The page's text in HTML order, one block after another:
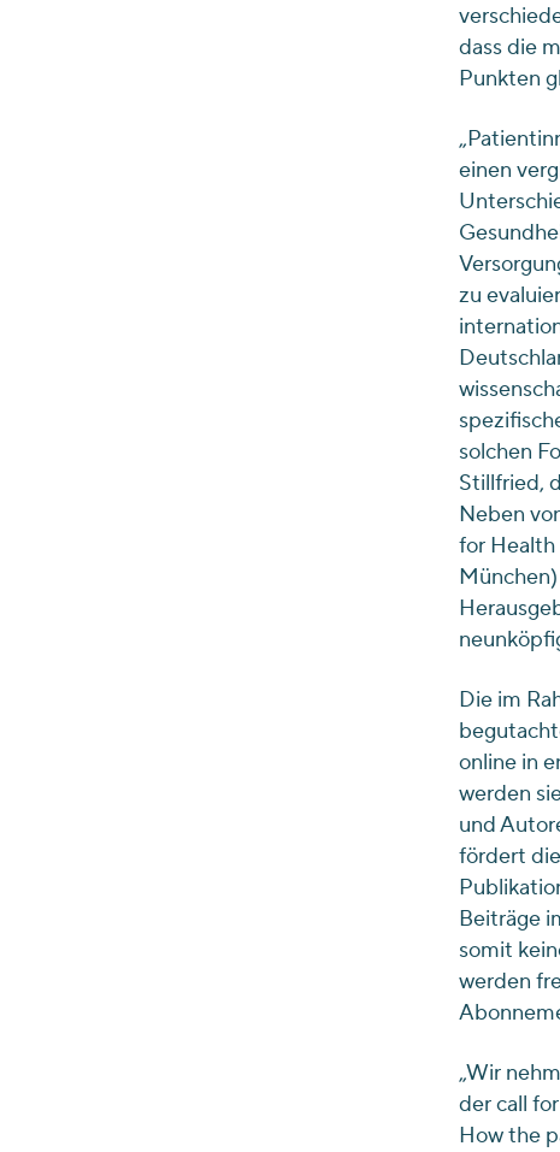
dass die
Punkten
einen
zu
solchen
Stillfried,
Neben
for Health
Die im
online in
werden
und
fördert
Beiträge
somit
werden
„Wir
der call
How the